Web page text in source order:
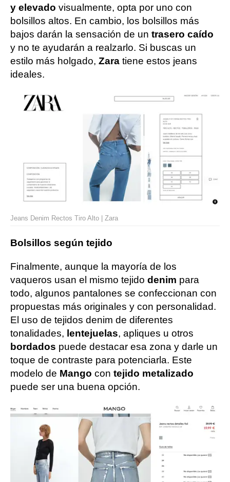
y elevado visualmente, opta por uno con
bolsillos altos. En cambio, los bolsillos más
bajos darán la sensación de un trasero caído
y no te ayudarán a realzarlo. Si buscas un
estilo más holgado, Zara tiene estos jeans
ideales.
Jeans Denim Rectos Tiro Alto | Zara
Bolsillos según tejido
Finalmente, aunque la mayoría de los
vaqueros usan el mismo tejido denim para
todo, algunos pantalones se confeccionan con
propuestas más originales y con personalidad.
El uso de tejidos denim de diferentes
tonalidades, lentejuelas, apliques u otros
bordados puede destacar esa zona y darle un
toque de contraste para potenciarla. Este
modelo de Mango con tejido metalizado
puede ser una buena opción.